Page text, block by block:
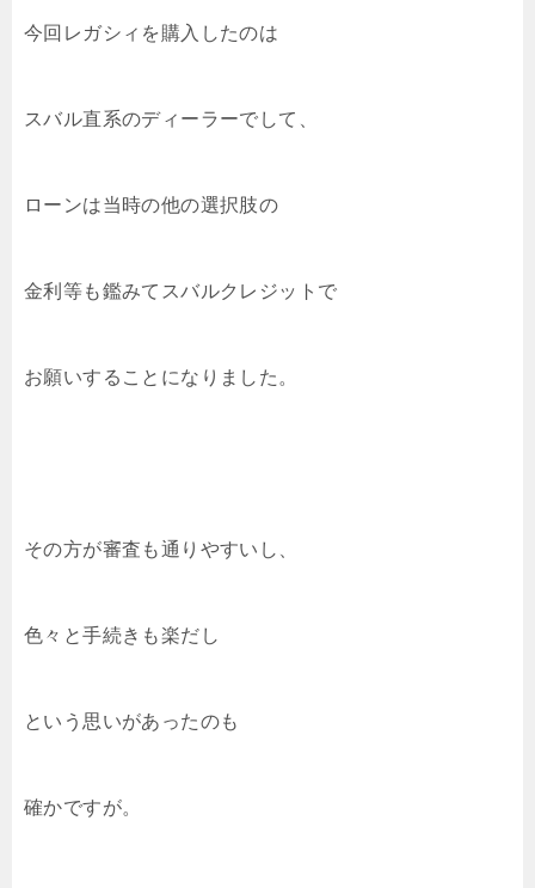
今回レガシィを購入したのは
スバル直系のディーラーでして、
ローンは当時の他の選択肢の
金利等も鑑みてスバルクレジットで
お願いすることになりました。
その方が審査も通りやすいし、
色々と手続きも楽だし
という思いがあったのも
確かですが。